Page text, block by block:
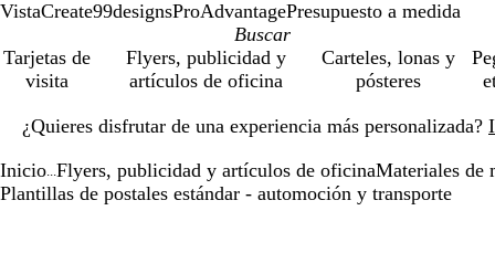
VistaCreate99designsProAdvantagePresupuesto a medida
Tarjetas de
visita
Flyers, publicidad y
artículos de oficina
Carteles, lonas y
pósteres
¿Quieres disfrutar de una experiencia más personalizada?
1
Inicio Flyers, publicidad y artículos de oficinaMateriales de
Plantillas de postales estándar - automoción y transporte